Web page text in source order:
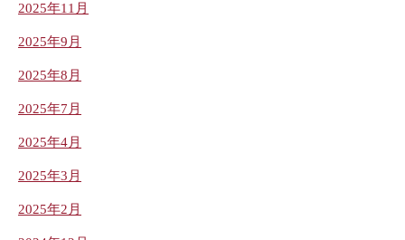
2025年11月
2025年9月
2025年8月
2025年7月
2025年4月
2025年3月
2025年2月